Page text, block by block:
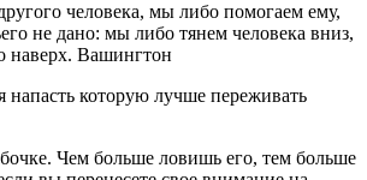
человека, мы либо помогаем ему,
не дано: мы либо тянем человека вниз,
наверх. Вашингтон
которую лучше переживать
Чем больше ловишь его, тем больше